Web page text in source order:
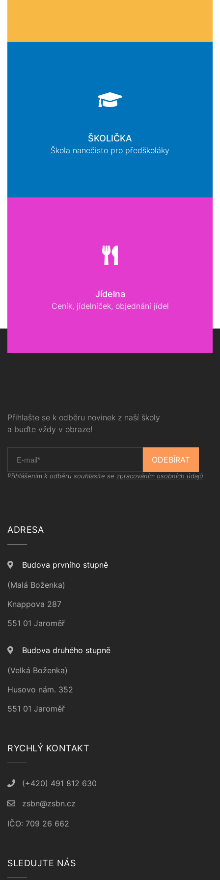
ŠKOLIČKA
Škola nanečisto pro předškoláky
Jídelna
Ceník, jídelníček, objednání jídel
Přihlašte se k odběru novinek z naší školy
a buďte vždy v obraze!
ODEBÍRAT
Přihlášením k odběru souhlasíte se zpracováním osobních údajů
ADRESA
Budova prvního stupně
(Malá Boženka)
Knappova 287
551 01 Jaroměř
Budova druhého stupně
(Velká Boženka)
Husovo nám. 352
551 01 Jaroměř
RYCHLÝ KONTAKT
(+420) 491 812 630
zsbn@zsbn.cz
IČO: 709 26 662
SLEDUJTE NÁS